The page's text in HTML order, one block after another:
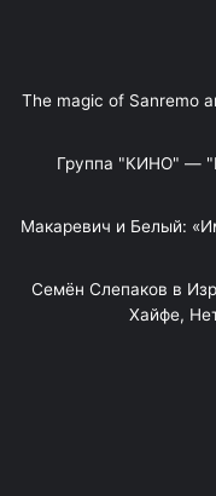
"The magic of Sanremo
Группа "КИНО" —
Макаревич и Белый:
Семён Слепаков в
Хайфе,